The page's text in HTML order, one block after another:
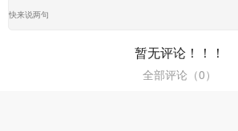
暂无评论！！！
全部评论（0）